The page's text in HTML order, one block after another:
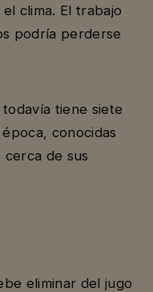
clima. El trabajo
podría perderse
tiene siete
conocidas
cerca de sus
eliminar del jugo